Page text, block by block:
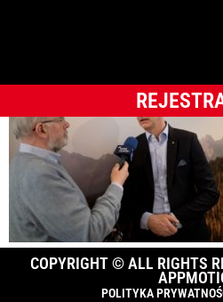
COPYRIGHT © ALL RIGHTS
POLITYKA